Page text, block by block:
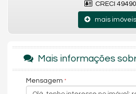
CRECI 49490
mais imóveis
Mais informações
Mensagem